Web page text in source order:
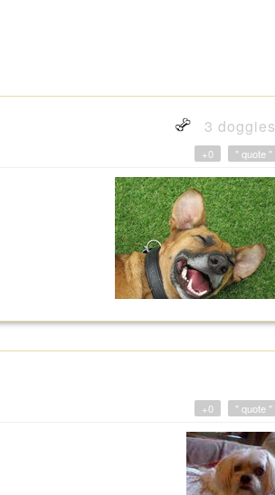
3 doggies
" quote "
+0
" quote "
+0